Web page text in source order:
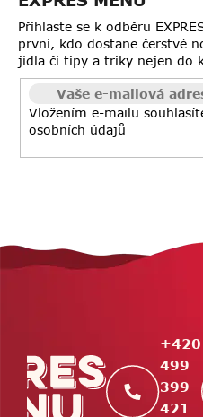
Přihlaste se k odběru
první, kdo dostane čerstvé
jídla či tipy a triky nejen do
Vložením e-mailu
osobních údajů
Z
á
+420
499
399
421